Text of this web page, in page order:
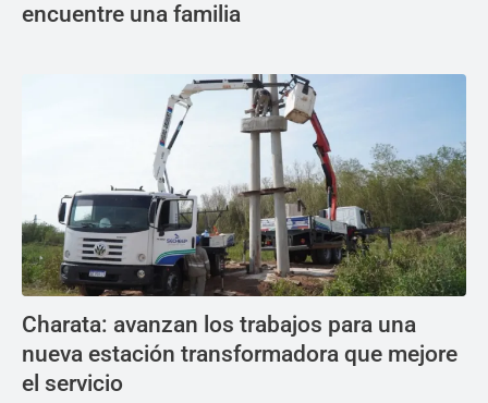
encuentre una familia
Charata: avanzan los trabajos para una
nueva estación transformadora que mejore
el servicio